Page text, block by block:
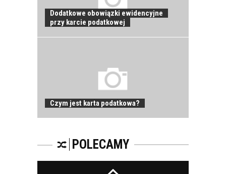
Dodatkowe obowiązki ewidencyjne
przy karcie podatkowej
Czym jest karta podatkowa?
POLECAMY
ROZWÓJ
PRACOWNIKA - JAK O